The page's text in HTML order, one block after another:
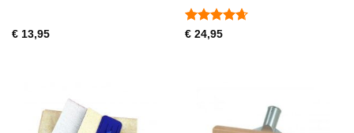
€13,95
Gewaardeerd
€24,95